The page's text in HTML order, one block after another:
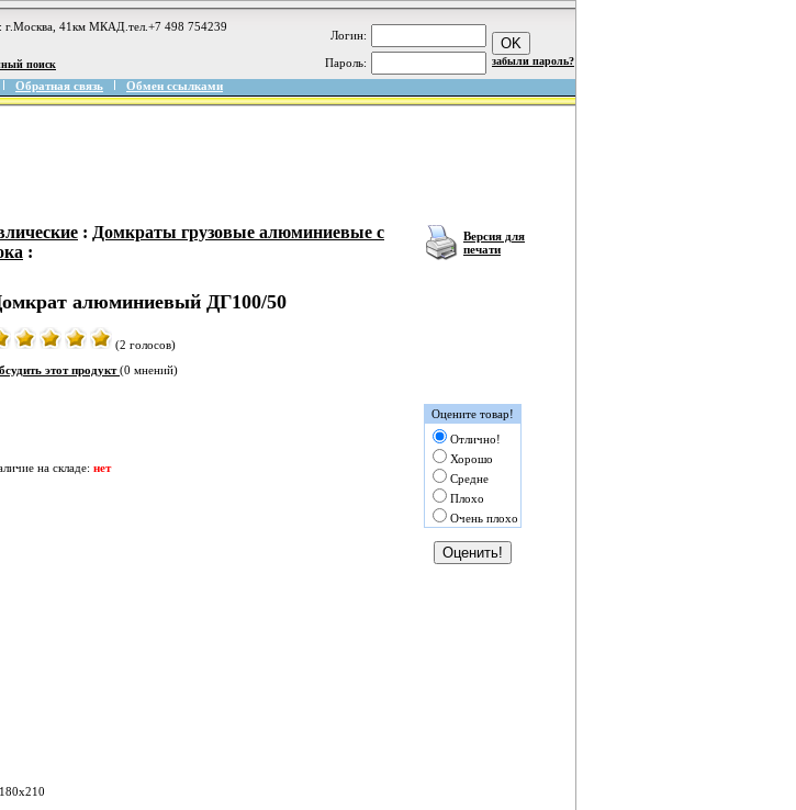
г.Москва, 41км МКАД.тел.+7 498 754239
поиск
Логин:
Пароль: забыли пароль?
Обратная связь Обмен ссылками
: Домкраты грузовые алюминиевые с
:
Версия для
печати
алюминиевый ДГ100/50
(2 голосов)
этот продукт(0 мнений)
Оцените товар!
Отлично!
Хорошо
Средне
Плохо
Очень плохо
на складе: нет